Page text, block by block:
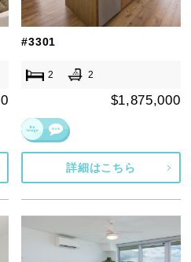
#3301
2 2
$1,875,000
詳細はこちら